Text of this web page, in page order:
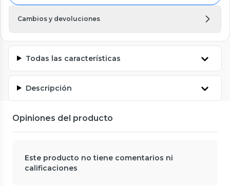
Cambios y devoluciones
Todas las características
Descripción
Opiniones del producto
Este producto no tiene comentarios ni
calificaciones